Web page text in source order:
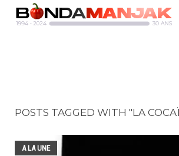
POSTS TAGGED WITH "LA
A LA UNE